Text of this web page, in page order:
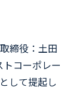
締役：土田
コーポレー
して提起し